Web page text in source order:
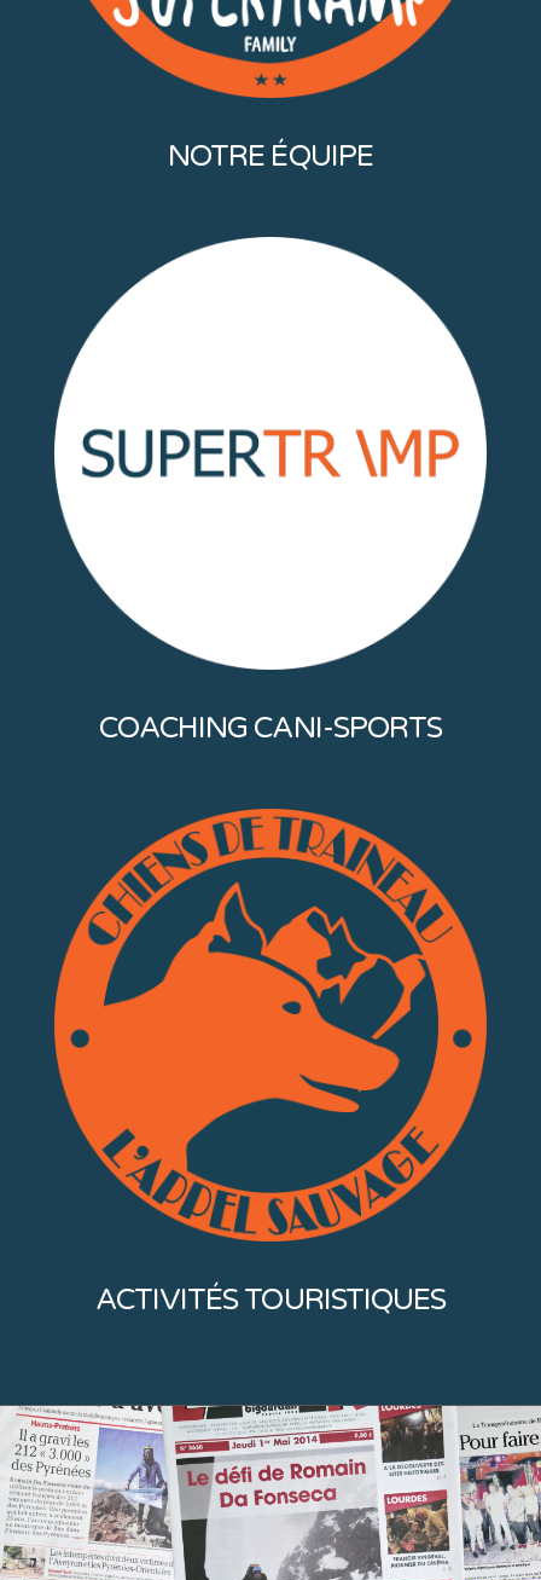
NOTRE ÉQUIPE
COACHING CANI-SPORTS
ACTIVITÉS TOURISTIQUES